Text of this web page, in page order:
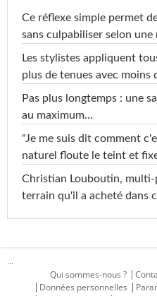
Ce réflexe simple permet
sans culpabiliser selon
Les stylistes appliquent
plus de tenues avec moins
Pas plus longtemps : une
au maximum...
"Je me suis dit comment
naturel floute le teint et
Christian Louboutin,
terrain qu'il a acheté dans
...
Qui sommes-nous ?
Données personnelles